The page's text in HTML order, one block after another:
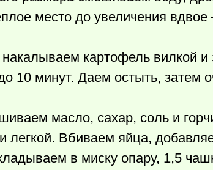
место до увеличения
картофель вилкой и
10 минут. Даем остыть, затем
масло, сахар, соль и
легкой. Вбиваем яйца,
в миску опару, 1,5